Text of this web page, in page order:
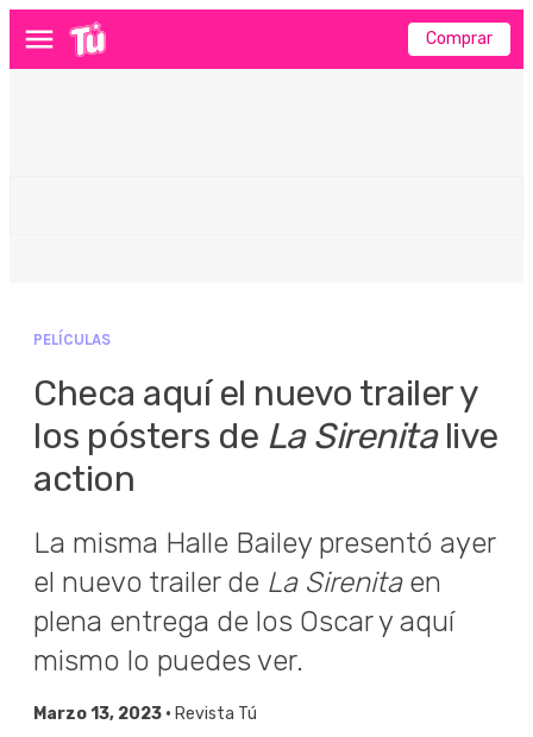
Menú Comprar
PELÍCULAS
Checa aquí el nuevo trailer y
los pósters de La Sirenitalive
action
La misma Halle Bailey presentó ayer
el nuevo trailer de La Sirenitaen
plena entrega de los Oscar y aquí
mismo lo puedes ver.
Marzo 13, 2023 • Revista Tú